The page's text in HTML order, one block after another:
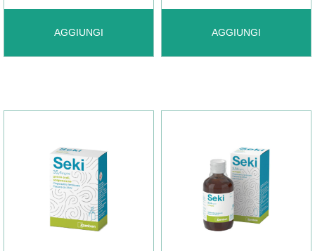
AGGIUNGI
AGGIUNGI RINOFLUIMUCIL*SPRAY
CARRELLO
AGGIUNGI
AGGIUNGI
CARRELLO